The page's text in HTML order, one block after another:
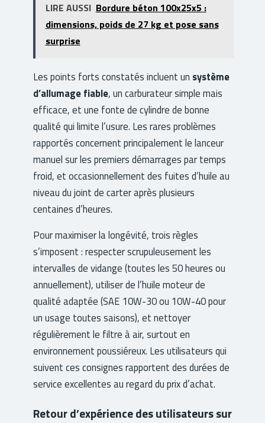
LIRE AUSSI Bordure béton 100x25x5 :
dimensions, poids de 27 kg et pose sans
surprise
Les points forts constatés incluent un système
d’allumage fiable, un carburateur simple mais
efficace, et une fonte de cylindre de bonne
qualité qui limite l’usure. Les rares problèmes
rapportés concernent principalement le lanceur
manuel sur les premiers démarrages par temps
froid, et occasionnellement des fuites d’huile au
niveau du joint de carter après plusieurs
centaines d’heures.
Pour maximiser la longévité, trois règles
s’imposent : respecter scrupuleusement les
intervalles de vidange (toutes les 50 heures ou
annuellement), utiliser de l’huile moteur de
qualité adaptée (SAE 10W-30 ou 10W-40 pour
un usage toutes saisons), et nettoyer
régulièrement le filtre à air, surtout en
environnement poussiéreux. Les utilisateurs qui
suivent ces consignes rapportent des durées de
service excellentes au regard du prix d’achat.
Retour d’expérience des utilisateurs sur